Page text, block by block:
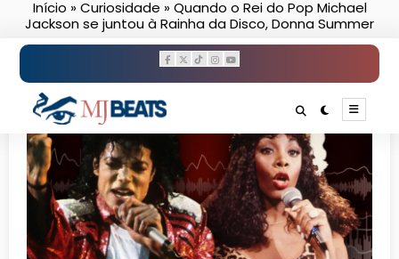
para
Início »Curiosidade »Quando o Rei do Pop Michael
Jackson se juntou à Rainha da Disco, Donna Summer